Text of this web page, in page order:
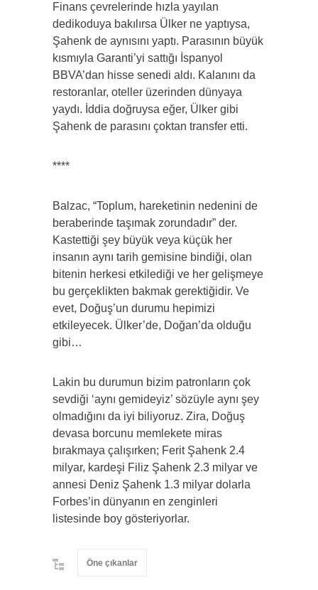
Finans çevrelerinde hızla yayılan
dedikoduya bakılırsa Ülker ne yaptıysa,
Şahenk de aynısını yaptı. Parasının büyük
kısmıyla Garanti’yi sattığı İspanyol
BBVA’dan hisse senedi aldı. Kalanını da
restoranlar, oteller üzerinden dünyaya
yaydı. İddia doğruysa eğer, Ülker gibi
Şahenk de parasını çoktan transfer etti.
****
Balzac, “Toplum, hareketinin nedenini de
beraberinde taşımak zorundadır” der.
Kastettiği şey büyük veya küçük her
insanın aynı tarih gemisine bindiği, olan
bitenin herkesi etkilediği ve her gelişmeye
bu gerçeklikten bakmak gerektiğidir. Ve
evet, Doğuş’un durumu hepimizi
etkileyecek. Ülker’de, Doğan’da olduğu
gibi…
Lakin bu durumun bizim patronların çok
sevdiği ‘aynı gemideyiz’ sözüyle aynı şey
olmadığını da iyi biliyoruz. Zira, Doğuş
devasa borcunu memlekete miras
bırakmaya çalışırken; Ferit Şahenk 2.4
milyar, kardeşi Filiz Şahenk 2.3 milyar ve
annesi Deniz Şahenk 1.3 milyar dolarla
Forbes’in dünyanın en zenginleri
listesinde boy gösteriyorlar.
Öne çıkanlar